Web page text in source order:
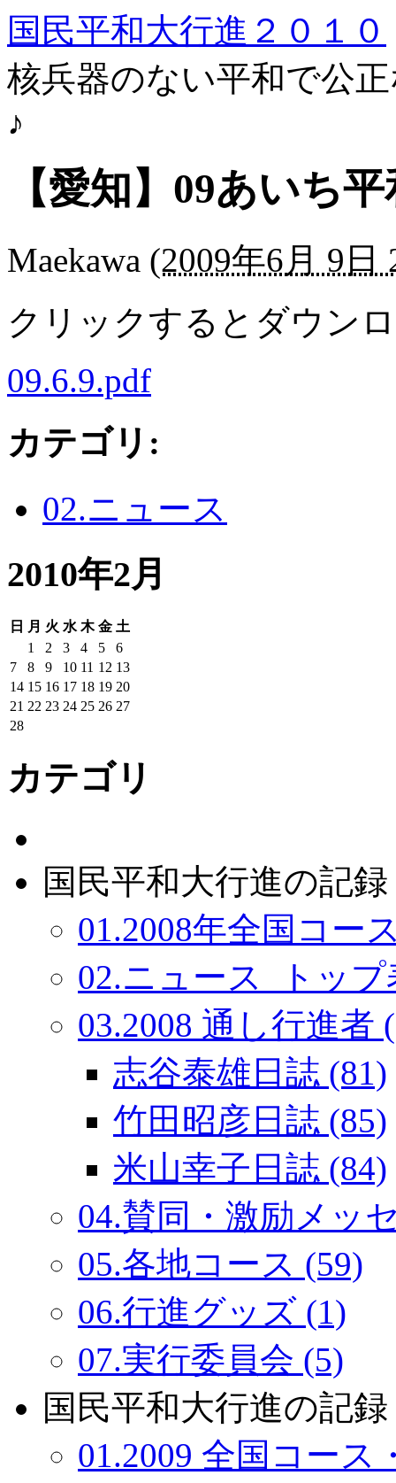
国民平和大行進２０１０
核兵器のない平和で公
♪
【愛知】09あいち
Maekawa (2009年6月 9日
クリックするとダウン
09.6.9.pdf
カテゴリ :
02.ニュース
2010年2月
日 月 火 水 木 金 土
1
2 3 4 5
6
7
8 9 10 11 12 13
14 15 16 17 18 19 20
21 22 23 24 25 26 27
28
カテゴリ
国民平和大行進の記録
01.2008年全国コー
02.ニュース_トップ
03.2008 通し行進者
志谷泰雄日誌 (81)
竹田昭彦日誌 (85)
米山幸子日誌 (84)
04.賛同・激励メッ
05.各地コース (59)
06.行進グッズ (1)
07.実行委員会 (5)
国民平和大行進の記録
01.2009 全国コース